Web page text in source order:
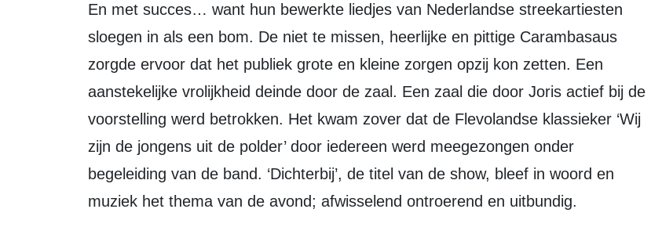
En met succes… want hun bewerkte liedjes van Nederlandse streekartiesten
sloegen in als een bom. De niet te missen, heerlijke en pittige Carambasaus
zorgde ervoor dat het publiek grote en kleine zorgen opzij kon zetten. Een
aanstekelijke vrolijkheid deinde door de zaal. Een zaal die door Joris actief bij de
voorstelling werd betrokken. Het kwam zover dat de Flevolandse klassieker ‘Wij
zijn de jongens uit de polder’ door iedereen werd meegezongen onder
begeleiding van de band. ‘Dichterbij’, de titel van de show, bleef in woord en
muziek het thema van de avond; afwisselend ontroerend en uitbundig.